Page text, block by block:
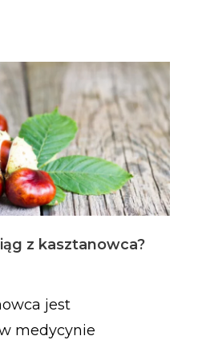
z kasztanowca?
jest
medycynie